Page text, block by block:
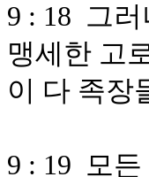
9 : 18 그
맹세한 고
이 다 족장
9 : 19 모